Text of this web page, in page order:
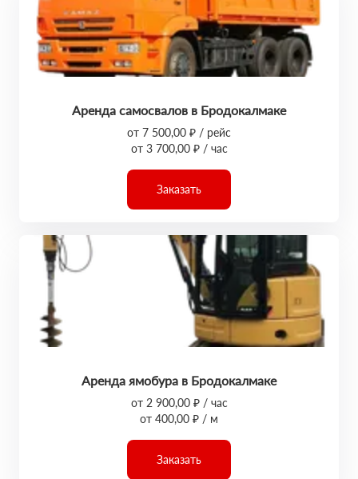
Аренда самосвалов в Бродокалмаке
от 7 500,00 ₽ / рейс
от 3 700,00 ₽ / час
Заказать
Аренда ямобура в Бродокалмаке
от 2 900,00 ₽ / час
от 400,00 ₽ / м
Заказать